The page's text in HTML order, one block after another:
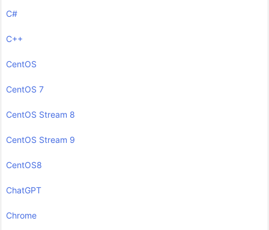
C#
C++
CentOS
CentOS 7
CentOS Stream 8
CentOS Stream 9
CentOS8
ChatGPT
Chrome